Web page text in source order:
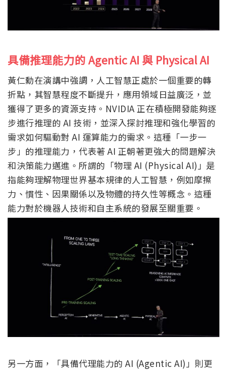
具備推理能力的 Agentic AI 與 Physical AI
黃仁勳在演講中強調，人工智慧正處於一個重要的轉
折點，其智慧程度不斷提升，應用領域日益廣泛，並
獲得了更多的資源支持。NVIDIA 正在積極開發能夠逐
步進行推理的 AI 技術，並深入探討推理和強化學習的
需求如何驅動對 AI 運算能力的需求。這種「一步一
步」的推理能力，代表著 AI 正朝著更強大的問題解決
和決策能力邁進。所謂的「物理 AI (Physical AI)」是
指能夠理解物理世界基本規律的人工智慧，例如摩擦
力、慣性、因果關係以及物體的持久性等概念。這種
能力對於機器人技術和自主系統的發展至關重要。
另一方面，「具備代理能力的 AI (Agentic AI)」則更